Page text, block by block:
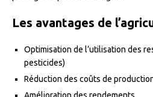
Les avantages de
Optimisation de l’utilisation des
pesticides)
Réduction des coûts de
Amélioration des rendements